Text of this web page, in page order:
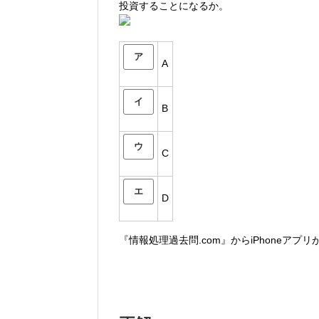
投資することになるか。
ア
A
イ
B
ウ
C
エ
D
『情報処理過去問.com』からiPhoneアプリ